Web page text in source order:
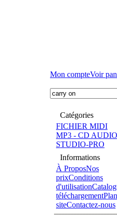
Mon compteVoir
Catégories
FICHIER MIDI
MP3 - CD AUDIO
STUDIO-PRO
Informations
À ProposNos
prixConditions
d'utilisation
téléchargement
siteContactez-nous